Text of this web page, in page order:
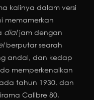
kalinya dalam versi
memamerkan
dialjam dengan
berputar searah
andal, dan kedap
memperkenalkan
tahun 1930, dan
Calibre 80,